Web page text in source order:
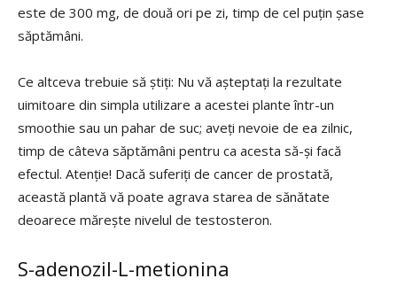
este de 300 mg, de două ori pe zi, timp de cel puțin șase
săptămâni.
Ce altceva trebuie să știți: Nu vă așteptați la rezultate
uimitoare din simpla utilizare a acestei plante într-un
smoothie sau un pahar de suc; aveți nevoie de ea zilnic,
timp de câteva săptămâni pentru ca acesta să-și facă
efectul. Atenție! Dacă suferiți de cancer de prostată,
această plantă vă poate agrava starea de sănătate
deoarece mărește nivelul de testosteron.
S-adenozil-L-metionina